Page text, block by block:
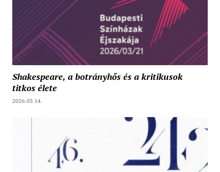
Shakespeare, a botrányhős és a kritikusok
titkos élete
2026.03.14.